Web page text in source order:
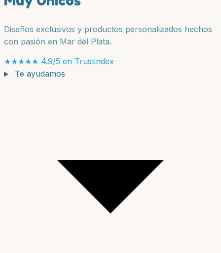
Diseños exclusivos y productos personalizados hechos
con pasión en Mar del Plata.
★★★★★ 4.9/5 en Trustindex
Te ayudamos